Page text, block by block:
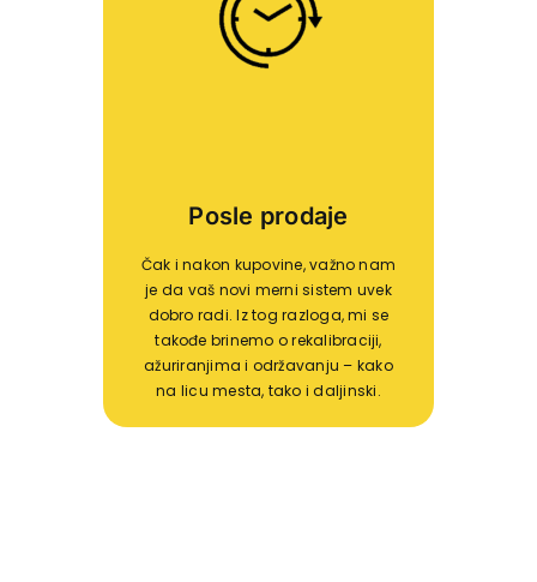
Posle prodaje
Čak i nakon kupovine, važno nam
je da vaš novi merni sistem uvek
dobro radi. Iz tog razloga, mi se
takođe brinemo o rekalibraciji,
ažuriranjima i održavanju – kako
na licu mesta, tako i daljinski.